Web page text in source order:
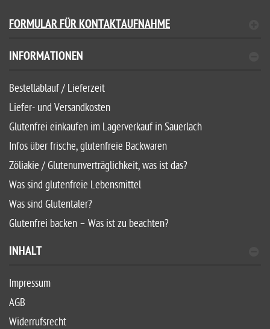
FORMULAR FÜR KONTAKTAUFNAHME
INFORMATIONEN
Bestellablauf / Lieferzeit
Liefer- und Versandkosten
Glutenfrei einkaufen im Lagerverkauf in Sauerlach
Infos über frische, glutenfreie Backwaren
Zöliakie / Glutenunverträglichkeit, was ist das?
Was sind glutenfreie Lebensmittel
Was sind Glutentaler?
Glutenfrei backen – Was ist zu beachten?
INHALT
Impressum
AGB
Widerrufsrecht